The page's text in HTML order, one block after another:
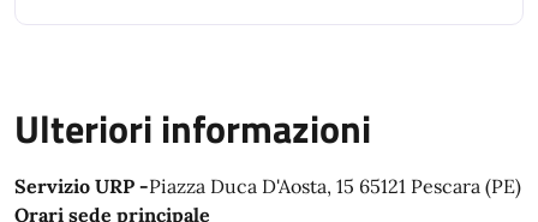
Ulteriori informazioni
Servizio URP -Piazza Duca D'Aosta, 15 65121 Pescara (PE)
Orari sede principale